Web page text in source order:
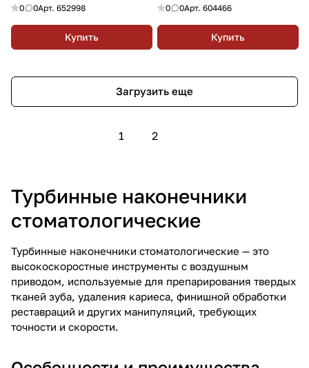
0 0Арт. 652998
Купить
0 0Арт. 604466
Купить
Загрузить еще
1 2
Турбинные наконечники
стоматологические
Турбинные наконечники стоматологические — это
высокоскоростные инструменты с воздушным
приводом, используемые для препарирования твердых
тканей зуба, удаления кариеса, финишной обработки
реставраций и других манипуляций, требующих
точности и скорости.